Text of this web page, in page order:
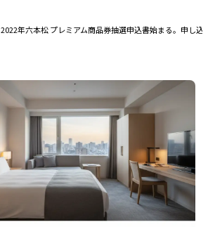
2022年六本松 プレミアム商品券抽選申込書始まる。申し込み